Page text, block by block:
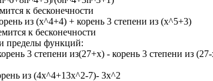
из (x^4+4) + корень 3 степени из (x^5+3)
пределы функций:
3 степени из(27+х) - корень 3 степени из
из (4х^4+13x^2-7)- 3x^2